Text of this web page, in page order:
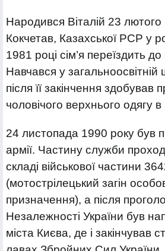
Народився Віталій 23
Кокчетав, Казахської РСР у
1981 році сім’я переїздить
Навчався у
після її закінчення здобував
чоловічого верхнього одягу
24 листопада 1990 року був
армії. Частину служби
складі військової частини
(мотострілецький загін
призначення), а після
Незалежності України був
міста Києва, де і закінчував